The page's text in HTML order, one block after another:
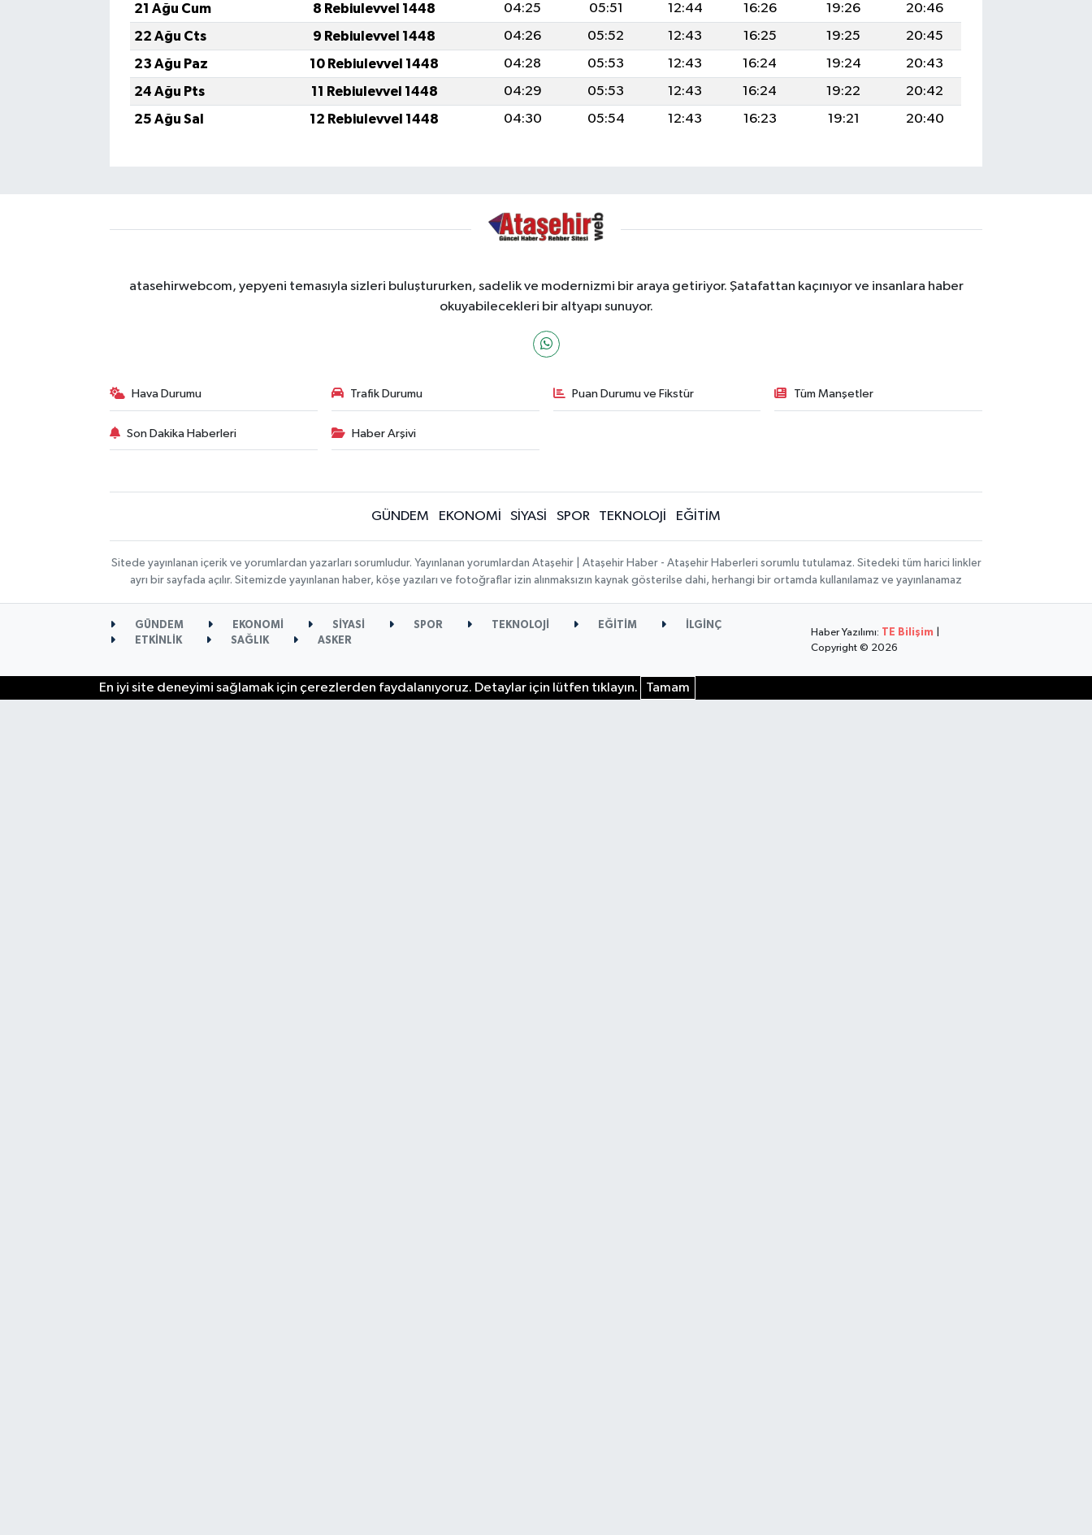
21 Ağu Cum
8 Rebiulevvel 1448 04:25 05:51 12:44 16:26 19:26
20:46
22 Ağu Cts
9 Rebiulevvel 1448 04:26 05:52 12:43 16:25 19:25
20:45
23 Ağu Paz
10 Rebiulevvel 1448 04:28 05:53 12:43 16:24 19:24
20:43
24 Ağu Pts
11 Rebiulevvel 1448 04:29 05:53 12:43 16:24 19:22
20:42
25 Ağu Sal
12 Rebiulevvel 1448 04:30 05:54 12:43 16:23 19:21 20:40
atasehirwebcom, yepyeni temasıyla sizleri buluştururken, sadelik ve modernizmi bir araya getiriyor. Şatafattan kaçınıyor ve insanlara haber
okuyabilecekleri bir altyapı sunuyor.
Hava Durumu Trafik Durumu Puan Durumu ve Fikstür Tüm Manşetler
Son Dakika Haberleri Haber Arşivi
GÜNDEM EKONOMİ SİYASİ SPOR TEKNOLOJİ EĞİTİM
Sitede yayınlanan içerik ve yorumlardan yazarları sorumludur. Yayınlanan yorumlardan Ataşehir | Ataşehir Haber - Ataşehir Haberleri sorumlu tutulamaz. Sitedeki tüm harici linkler
ayrı bir sayfada açılır. Sitemizde yayınlanan haber, köşe yazıları ve fotoğraflar izin alınmaksızın kaynak gösterilse dahi, herhangi bir ortamda kullanılamaz ve yayınlanamaz
GÜNDEM EKONOMİ SİYASİ SPOR TEKNOLOJİ EĞİTİM
İLGİNÇ
ETKİNLİK
SAĞLIK ASKER
Haber Yazılımı: TE Bilişim
Copyright © 2026
En iyi site deneyimi sağlamak için çerezlerden faydalanıyoruz. Detaylar için lütfen tıklayın. Tamam